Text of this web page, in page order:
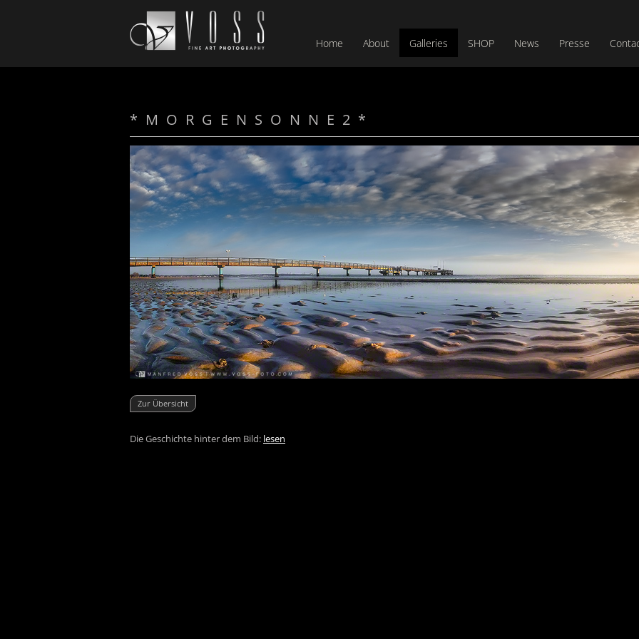
Home About Galleries SHOP News Presse
* M O R G E N S O N N E 2 *
Zur Übersicht
Die Geschichte hinter dem Bild: lesen